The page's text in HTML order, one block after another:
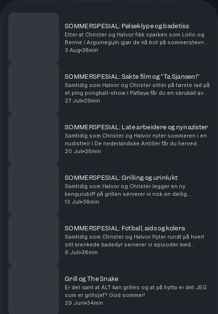
SOMMERSPESIAL: Pølseklype og badetiss
Etter at Christer og Halvor fikk sparken som Lollo og
Bernie i Arguineguín gjør de nå bot på sommerstevne
på Brunstad. Dette er den siste sommerspesialen før
3 Aug 38min
SOMMERSPESIAL: Sakte film og "Ta Sjansen!"
Samtidig som Halvor og Christer sitter på første rad på
et ping pongball-show i Pattaya får du en skruball av
en sommerspesial akkurat her. Og nå.
27 Juli 29min
SOMMERSPESIAL: Late arbeidere og nynazister
Samtidig som Christer og Halvor nyter sommeren i en
nudistleir i De nederlandske Antiller får du herved
servert en ny sommerspesial!
20 Juli 36min
SOMMERSPESIAL: Grilling og urinlukt
Samtidig som Halvor og Christer legger en ny
kengurubiff på grillen serverer vi nok en deilig
sommerspesial til folket.
13 Juli 38min
SOMMERSPESIAL: Fotball, aids og kolera
Samtidig som Christer og Halvor flyter rundt på hvert
sitt krenkede badedyr serverer vi episoder med
gyldne øyeblikk fra arkivet
6 Juli 38min
Grill og The Snake
Er det sant at ALT kan grilles og at på hytta er det JEG
som er grillsjef? God sommer!
29 Juni 34min